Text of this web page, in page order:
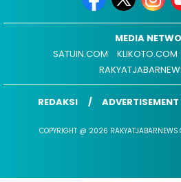
MEDIA
SATUIN.COM
KLIKOTO.COM
REDAKSI ADVERTISEMENT
COPYRIGHT @ 2026